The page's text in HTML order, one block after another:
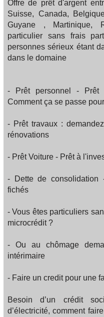
Offre de prêt d'argent
Suisse, Canada,
Guyane , Martinique,
particulier sans frais
personnes sérieux étant
dans le domaine
- Prêt personnel - Prêt
Comment ça se passe
- Prêt travaux :
rénovations
- Prêt Voiture - Prêt à
- Dette de consolidation
fichés
- Vous êtes particuliers
microcrédit ?
- Ou au chômage
intérimaire
- Faire un credit pour une
Besoin d’un crédit
d’électricité, comment